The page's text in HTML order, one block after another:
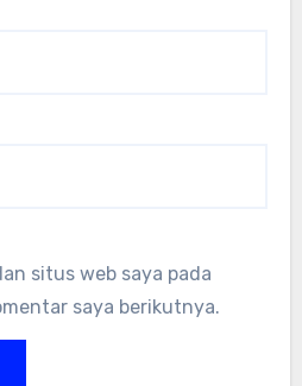
situs web saya pada
saya berikutnya.